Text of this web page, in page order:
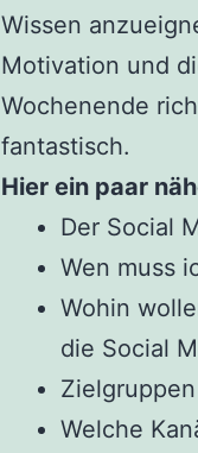
Wissen
Motivation und
Wochenende
fantastisch.
Hier ein paar
Der Social
Wen muss
Wohin
die Social
Welche